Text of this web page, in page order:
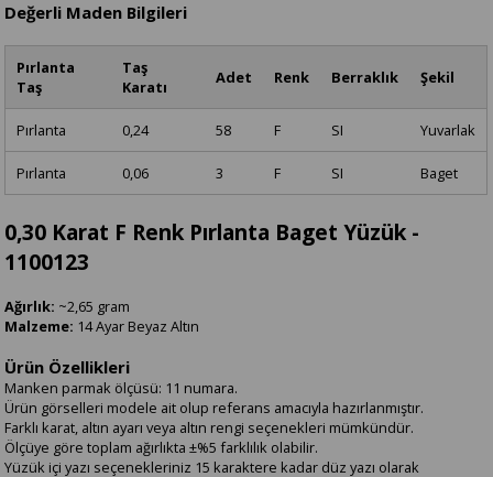
Değerli Maden Bilgileri
Pırlanta
Taş
Taş
Karatı
Adet Renk Berraklık Şekil
Pırlanta 0,24 58 F SI Yuvarlak
Pırlanta 0,06 3 F SI Baget
0,30 Karat F Renk Pırlanta Baget Yüzük -
1100123
Ağırlık: ~2,65 gram
Malzeme: 14 Ayar Beyaz Altın
Ürün Özellikleri
Manken parmak ölçüsü: 11 numara.
Ürün görselleri modele ait olup referans amacıyla hazırlanmıştır.
Farklı karat, altın ayarı veya altın rengi seçenekleri mümkündür.
Ölçüye göre toplam ağırlıkta ±%5 farklılık olabilir.
Yüzük içi yazı seçenekleriniz 15 karaktere kadar düz yazı olarak